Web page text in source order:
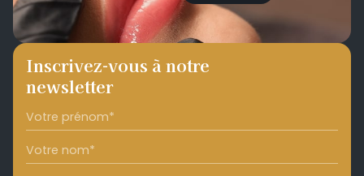
Inscrivez-vous à notre
newsletter